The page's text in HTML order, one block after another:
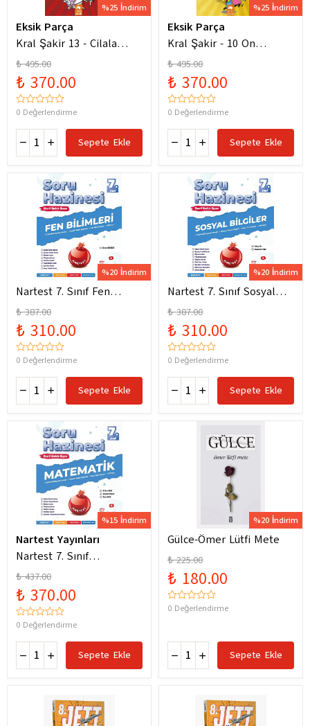
%25 İndirim
Eksik Parça
Kral Şakir 13 - Cilala
Parlat Bir Dürüm Patlat!
₺ 495.00
₺ 370.00
0 Değerlendirme
Sepete Ekle
%25 İndirim
Eksik Parça
Kral Şakir - 10 On
Numara Macera Ciltli
₺ 495.00
₺ 370.00
0 Değerlendirme
Sepete Ekle
%20 İndirim
Nartest 7. Sınıf Fen
Bilimleri Soru Hazinesi
Yeni Maarif Modele
Uygun
₺ 387.00
₺ 310.00
0 Değerlendirme
Sepete Ekle
%20 İndirim
Nartest 7. Sınıf Sosyal
Bilgiler Soru Hazinesi
Yeni Maarif Modele
Uygun
₺ 387.00
₺ 310.00
0 Değerlendirme
Sepete Ekle
%15 İndirim
Nartest Yayınları
Nartest 7. Sınıf
Matematik Soru Hazinesi
₺ 437.00
₺ 370.00
0 Değerlendirme
Sepete Ekle
%20 İndirim
Gülce-Ömer Lütfi Mete
₺ 225.00
₺ 180.00
0 Değerlendirme
Sepete Ekle